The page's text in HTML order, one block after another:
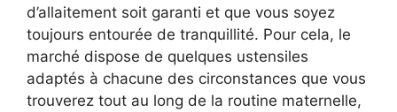
d’allaitement soit garanti et que vous soyez
toujours entourée de tranquillité. Pour cela, le
marché dispose de quelques ustensiles
adaptés à chacune des circonstances que vous
trouverez tout au long de la routine maternelle,